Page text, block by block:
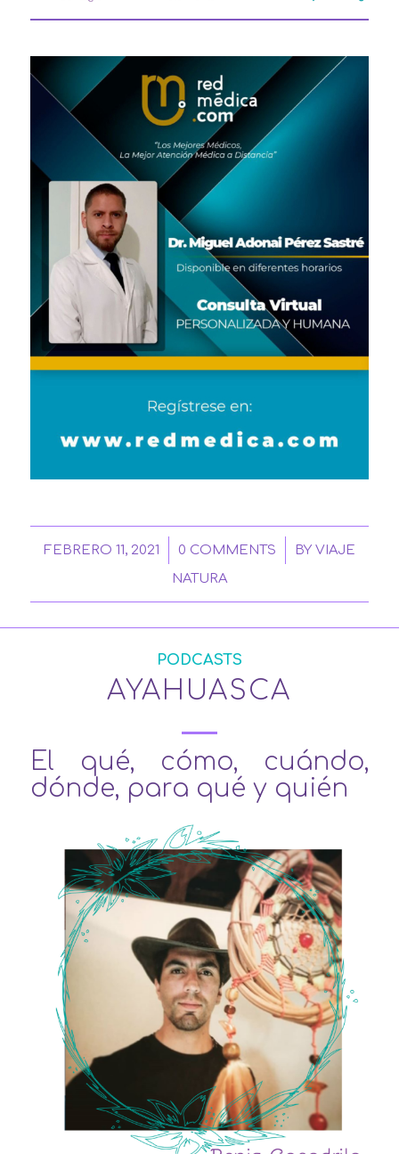
FEBRERO 11, 2021
/ 0 COMMENTS
/ BY VIAJE
NATURA
PODCASTS
AYAHUASCA
El qué, cómo, cuándo,
dónde, para qué y quién